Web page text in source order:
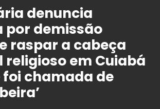
denuncia
por demissão
raspar a cabeça
religioso em Cuiabá
foi chamada de